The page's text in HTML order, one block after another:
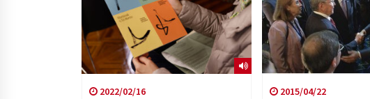
2022/02/16 2015/04/22